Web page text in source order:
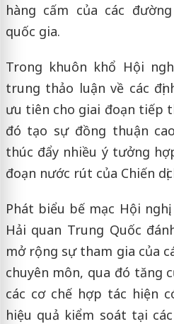
hàng cấm của các
quốc gia.
Trong khuôn khổ Hội
trung thảo luận về các
ưu tiên cho giai đoạn tiếp
đó tạo sự đồng thuận
thúc đẩy nhiều ý tưởng
đoạn nước rút của Chiến
Phát biểu bế mạc Hội
Hải quan Trung Quốc
mở rộng sự tham gia của
chuyên môn, qua đó tăng
các cơ chế hợp tác hiện
hiệu quả kiểm soát tại